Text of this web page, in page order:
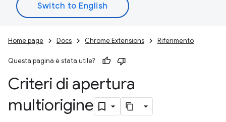
Home page Docs Chrome Extensions Riferimento
Questa pagina è stata utile?
Criteri di apertura
multiorigine